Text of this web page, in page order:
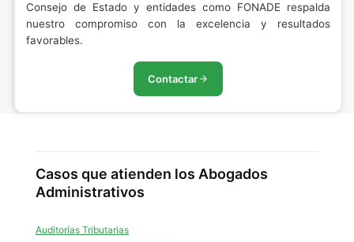
Consejo de Estado y entidades como FONADE respalda
nuestro compromiso con la excelencia y resultados
favorables.
Contactar
Casos que atienden los Abogados
Administrativos
Auditorías Tributarias